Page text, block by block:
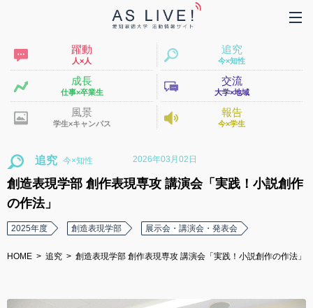
躍動
人×人
追究
今×知性
成長
仕事×卒業生
交流
大学×地域
風景
学生×キャンパス
報告
今×学生
追究 2026年03月02日
創造表現学部 創作表現専攻 講演会「実践！小説創作
の作法」
2025年度 創造表現学部 展示会・講演会・発表会
HOME 追究 創造表現学部 創作表現専攻 講演会「実践！小説創作の作法」